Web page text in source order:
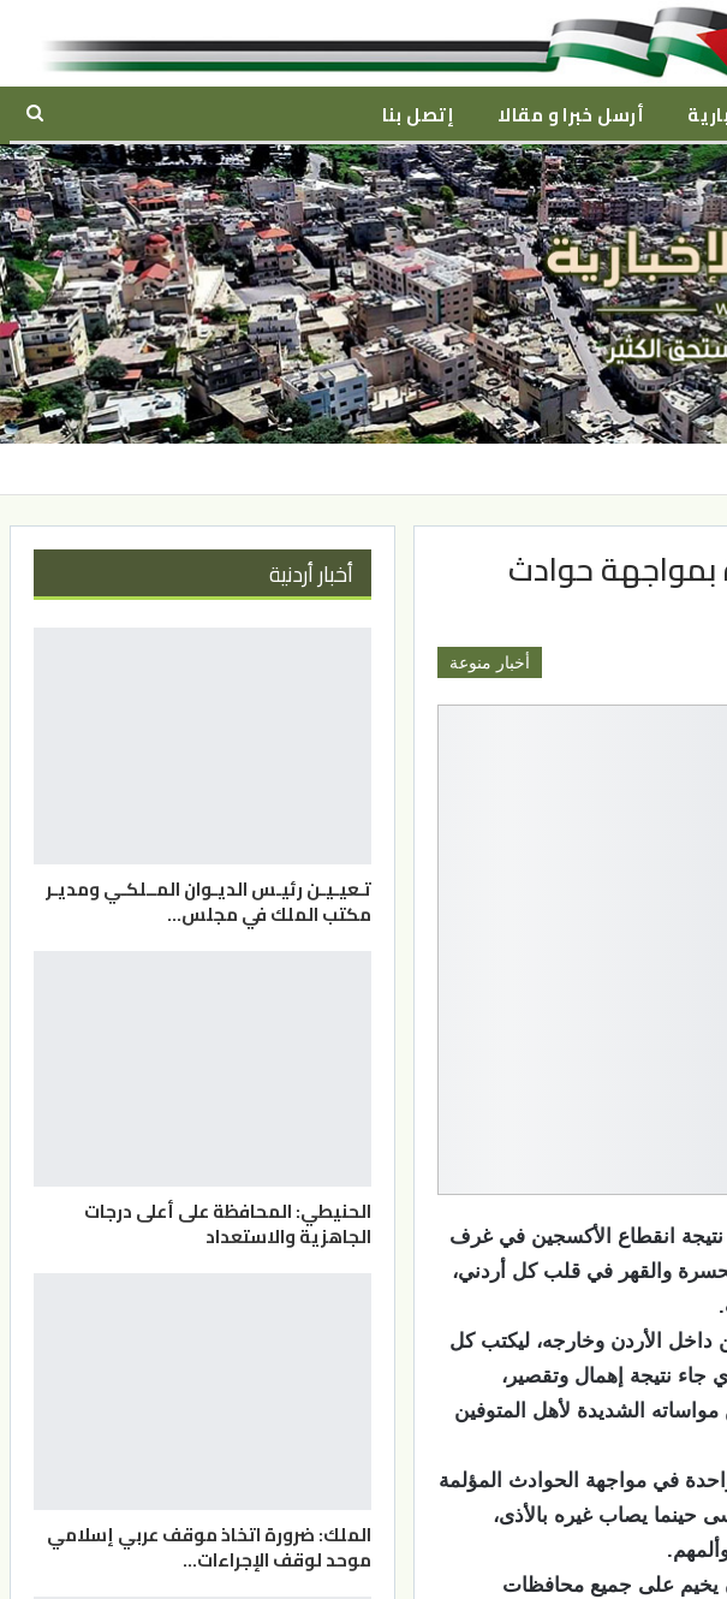
أرسل خبرا و مقالا إتصل بنا
بمواجهة حوادث
أخبار منوعة
التي نتج عنها وفاة 9 أشخاص نتيجة انقطاع الأكسجين في غرف
والقهر في قلب كل أردني،
الأردن وخارجه، ليكتب كل
نتيجة إهمال وتقصير،
الشديدة لأهل المتوفين
واحدة في مواجهة الحوادث المؤلمة
حينما يصاب غيره بالأذى،
يخيم على جميع محافظات
أخبار أردنية
تـعيـيـن رئيـس الديـوان المــلكـي ومديـر
مكتب الملك في مجلس…
الحنيطي: المحافظة على أعلى درجات
الجاهزية والاستعداد
الملك: ضرورة اتخاذ موقف عربي إسلامي
موحد لوقف الإجراءات…